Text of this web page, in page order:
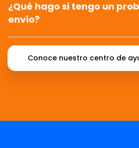
¿Qué hago si tengo un
envío?
Conoce nuestro centro de